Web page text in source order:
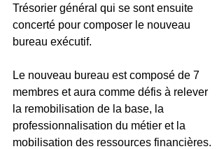
Trésorier général qui se sont ensuite
concerté pour composer le nouveau
bureau exécutif.
Le nouveau bureau est composé de 7
membres et aura comme défis à relever
la remobilisation de la base, la
professionnalisation du métier et la
mobilisation des ressources financières.